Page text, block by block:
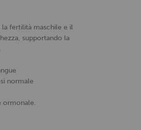
fertilità maschile e il
supportando la
normale
ormonale.